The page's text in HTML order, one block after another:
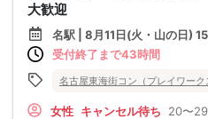
大歓迎
名駅 | 8月11日(火・山の日)
受付終了まで43時間
名古屋東海街コン（プレイワーク
女性 キャンセル待ち 20〜